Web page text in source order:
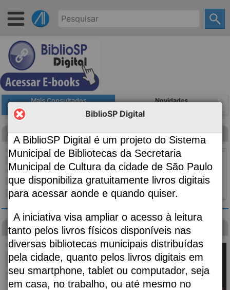
BiblioSP Digital
A BiblioSP Digital é um projeto do Sistema
Municipal de Bibliotecas da Secretaria
Municipal de Cultura da cidade de São Paulo
que disponibiliza gratuitamente livros digitais
para acessar aonde e quando quiser.
A iniciativa visa ampliar o acesso à leitura
tanto pelos livros físicos disponíveis nas
diversas bibliotecas municipais distribuídas
pela cidade, quanto pelos livros digitais em
seu smartphone, tablet ou computador, seja
em casa, no trabalho, ou até mesmo no
Mais Consultados Novidades
Canção para ninar menino grande
Autoria
Evaristo, Conceição, 1946-;
2ª edição
Classificação 869.34
Material:Livro
Topo ⇧|Detalhes
visão das plantas
AutoriaAlmeida, Djaimilia Pereira de, 1982-;
Classificaçãop869.35
Material:
Topo ⇧ |Detalhes